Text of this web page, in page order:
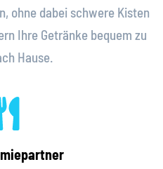
ohne dabei schwere Kisten
Ihre Getränke bequem zu
Hause.